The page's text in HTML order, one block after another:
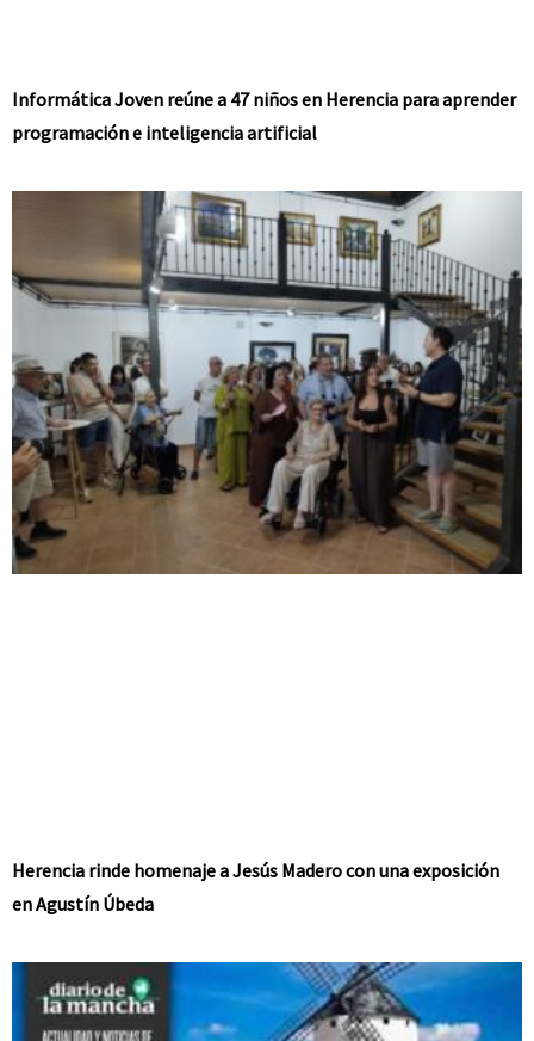
Informática Joven reúne a 47 niños en Herencia para aprender
programación e inteligencia artificial
Herencia rinde homenaje a Jesús Madero con una exposición
en Agustín Úbeda